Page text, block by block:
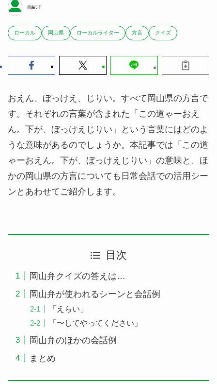
西紀子
ローカル 岡山県 ローカルライター 方言 クイズ
おえん、ぼっけえ、じりい。すべて岡山県の方言で
す。それぞれの言葉が含まれた「この道ゃーおえ
ん。下が、ぼっけえじりい」という言葉にはどのよ
うな意味があるのでしょうか。本記事では「この道
ゃーおえん。下が、ぼっけえじりい」の意味と、ほ
かの岡山県の方言についても日常会話での活用シー
ンとあわせてご紹介します。
目次
岡山弁クイズの答えは…
岡山弁が使われるシーンと会話例
「えらい」
「〜してやってください」
岡山弁のほかの会話例
まとめ